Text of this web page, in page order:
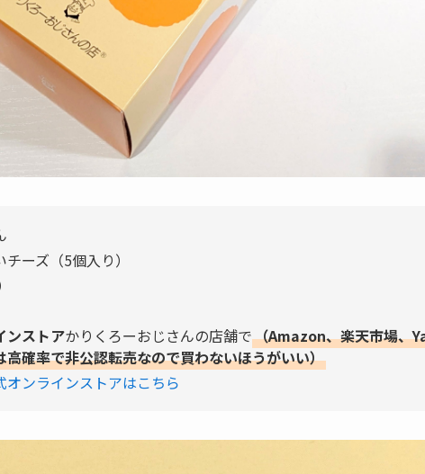
ーズ（5個入り）
ンストアかりくろーおじさんの店舗で（Amazon、楽天市場、
確率で非公認転売なので買わないほうがいい）
オンラインストアはこちら